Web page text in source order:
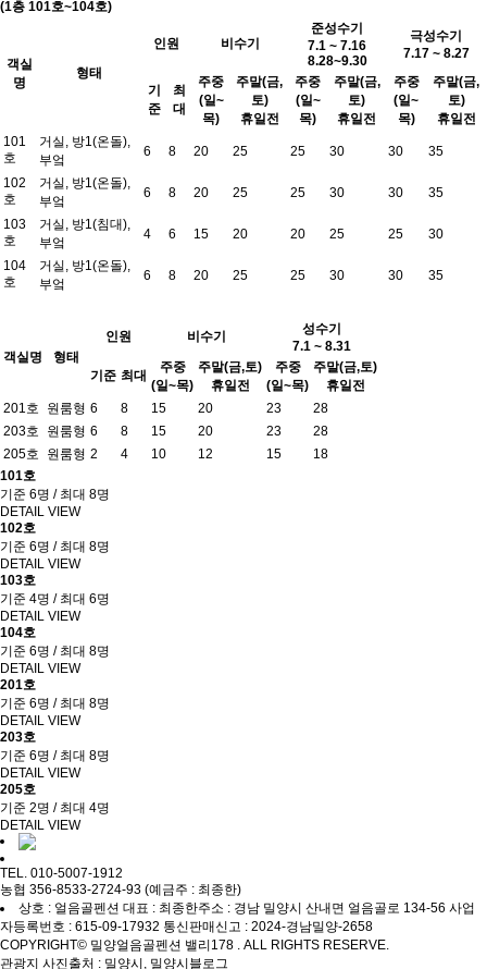
(1층 101호~104호)
객실
명
형태
인원 비수기
준성수기
7.1 ~ 7.16
8.28~9.30
극성수기
7.17 ~ 8.27
기
준
최
대
주중
(일~
목)
주말(금,
토)
휴일전
주중
(일~
목)
주말(금,
토)
휴일전
주중
(일~
목)
주말(금,
토)
휴일전
101
호
거실, 방1(온돌),
부엌
6 8 20 25 25 30 30 35
102
호
거실, 방1(온돌),
부엌
6 8 20 25 25 30 30 35
103
호
거실, 방1(침대),
부엌
4 6 15 20 20 25 25 30
104
호
거실, 방1(온돌),
부엌
6 8 20 25 25 30 30 35
객실명 형태
인원 비수기
성수기
7.1 ~ 8.31
기준 최대
주중
(일~목)
주말(금,토)
휴일전
주중
(일~목)
주말(금,토)
휴일전
201호
원룸형 6 8 15 20 23
28
203호
원룸형 6 8 15 20 23
28
205호
원룸형 2 4 10 12 15
18
101호
기준 6명 / 최대 8명
DETAIL VIEW
102호
기준 6명 / 최대 8명
DETAIL VIEW
103호
기준 4명 / 최대 6명
DETAIL VIEW
104호
기준 6명 / 최대 8명
DETAIL VIEW
201호
기준 6명 / 최대 8명
DETAIL VIEW
203호
기준 6명 / 최대 8명
DETAIL VIEW
205호
기준 2명 / 최대 4명
DETAIL VIEW
TEL. 010-5007-1912
농협 356-8533-2724-93 (예금주 : 최종한)
상호 : 얼음골펜션 대표 : 최종한주소 : 경남 밀양시 산내면 얼음골로 134-56 사업
자등록번호 : 615-09-17932 통신판매신고 : 2024-경남밀양-2658
COPYRIGHT© 밀양얼음골펜션 밸리178 . ALL RIGHTS RESERVE.
관광지 사진출처 : 밀양시, 밀양시블로그